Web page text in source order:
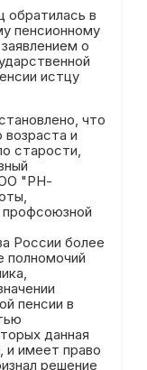
обратилась в
пенсионному
о
истцу
что
и
старости,
"РН-
России более
полномочий
пенсии в
данная
и имеет право
решение